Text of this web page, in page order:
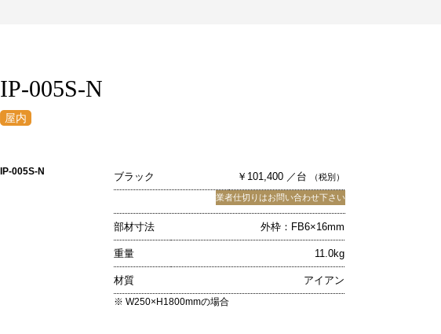
IP-005S-N
IP-005S-N ブラック ￥101,400 ／台 （税別）
業者仕切りはお問い合わせ下さい
部材寸法 外枠：FB6×16mm
重量 11.0kg
材質 アイアン
※ W250×H1800mmの場合